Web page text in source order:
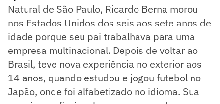
Natural de São Paulo, Ricardo Berna morou
nos Estados Unidos dos seis aos sete anos de
idade porque seu pai trabalhava para uma
empresa multinacional. Depois de voltar ao
Brasil, teve nova experiência no exterior aos
14 anos, quando estudou e jogou futebol no
Japão, onde foi alfabetizado no idioma. Sua